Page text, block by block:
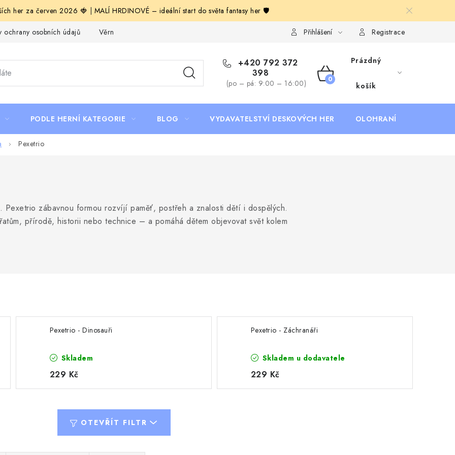
her za červen 2026 🍓 MALÍ HRDINOVÉ – ideální start do světa fantasy her 🛡️
ochrany osobních údajů Věrnostní program Staň se bohémem! Deskoherní kluby, DDM, knihovny a jiné zájmové organizace
Přihlášení Registrace
+420 792 372
398
(po – pá: 9:00 – 16:00)
NÁKUPNÍ
Prázdný
košík
PODLE HERNÍ KATEGORIE BLOG VYDAVATELSTVÍ DESKOVÝCH HER OLOHRANÍ
Pexetrio
zábavnou formou rozvíjí paměť, postřeh a znalosti dětí i dospělých.
přírodě, historii nebo technice – a pomáhá dětem objevovat svět kolem
Pexetrio - Dinosauři
Skladem
229 Kč
Pexetrio - Záchranáři
Skladem u dodavatele
229 Kč
OTEVŘÍT FILTR